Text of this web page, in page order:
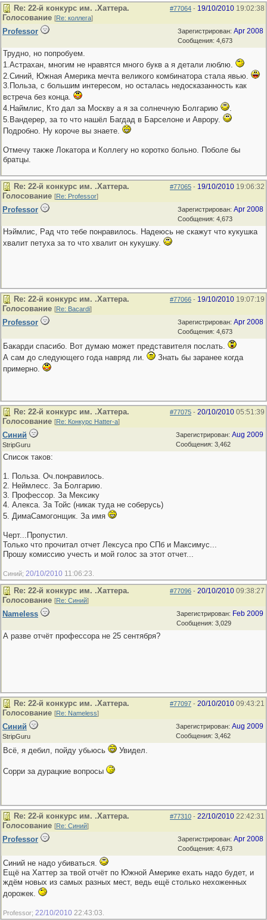
#77064 - 19/10/2010 19:02:38
Re: 22-й конкурс им. .Хаттера.
Голосование [Re: коллега]
Зарегистрирован: Apr 2008
Сообщения: 4,673
Professor
Трудно, но попробуем.
1.Астрахан, многим не нравятся много букв а я детали люблю.
2.Синий, Южная Америка мечта великого комбинатора стала явью.
3.Польза, с большим интересом, но осталась недосказанность как
встреча без конца.
4.Наймлис, Кто дал за Москву а я за солнечную Болгарию
.
5.Вандерер, за то что нашёл Багдад в Барселоне и Аврору.
Подробно. Ну короче вы знаете.
Отмечу также Локатора и Коллегу но коротко больно. Поболе бы
братцы.
#77065 - 19/10/2010 19:06:32
Re: 22-й конкурс им. .Хаттера.
Голосование [Re: Professor]
Зарегистрирован: Apr 2008
Сообщения: 4,673
Professor
Нэймлис, Рад что тебе понравилось. Надеюсь не скажут что кукушка
хвалит петуха за то что хвалит он кукушку.
#77066 - 19/10/2010 19:07:19
Re: 22-й конкурс им. .Хаттера.
Голосование [Re: Bacardi]
Зарегистрирован: Apr 2008
Сообщения: 4,673
Professor
Бакарди спасибо. Вот думаю может представителя послать.
А сам до следующего года навряд ли.
Знать бы заранее когда
примерно.
#77075 - 20/10/2010 05:51:39
Re: 22-й конкурс им. .Хаттера.
Голосование [Re: Конкурс Hatter-a]
Зарегистрирован: Aug 2009
Сообщения: 3,462
Синий
StripGuru
Список таков:
1. Польза. Оч.понравилось.
2. Неймлесс. За Болгарию.
3. Профессор. За Мексику
4. Алекса. За Тойс (никак туда не соберусь)
5. ДимаСамогонщик. За имя
Черт...Пропустил.
Только что прочитал отчет Лексуса про СПб и Максимус...
Прошу комиссию учесть и мой голос за этот отчет...
Синий; 20/10/2010 11:06:23
#77096 - 20/10/2010 09:38:27
Re: 22-й конкурс им. .Хаттера.
Голосование [Re: Синий]
Зарегистрирован: Feb 2009
Сообщения: 3,029
Nameless
А разве отчёт профессора не 25 сентября?
#77097 - 20/10/2010 09:43:21
Re: 22-й конкурс им. .Хаттера.
Голосование [Re: Nameless]
Зарегистрирован: Aug 2009
Сообщения: 3,462
Синий
StripGuru
Всё, я дебил, пойду убьюсь Увидел.
Сорри за дурацкие вопросы
#77310 - 22/10/2010 22:42:31
Re: 22-й конкурс им. .Хаттера.
Голосование [Re: Синий]
Зарегистрирован: Apr 2008
Сообщения: 4,673
Professor
Синий не надо убиваться.
Ещё на Хаттер за твой отчёт по Южной Америке ехать надо будет, и
ждём новых из самых разных мест, ведь ещё столько нехоженных
дорожек.
Professor; 22/10/2010 22:43:03